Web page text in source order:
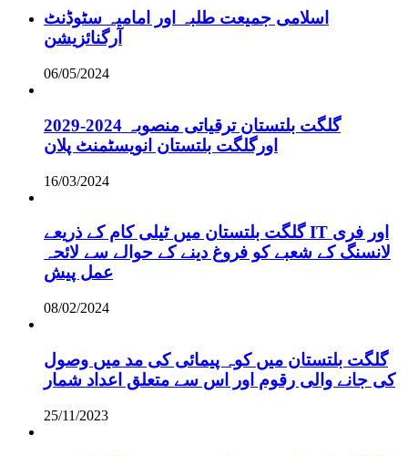
اسلامی جمیعت طلبہ اور امامیہ سٹوڈنٹ
آرگنائزیشن
06/05/2024
گلگت بلتستان ترقیاتی منصوبہ 2024-2029
اورگلگت بلتستان انویسٹمنٹ پلان
16/03/2024
گلگت بلتستان میں ٹیلی کام کے ذریعے IT اور فری
لانسنگ کے شعبے کو فروغ دینے کے حوالے سے لائحہ
عمل پیش
08/02/2024
گلگت بلتستان میں کوہ پیمائی کی مد میں وصول
کی جانے والی رقوم اور اس سے متعلق اعداد شمار
25/11/2023